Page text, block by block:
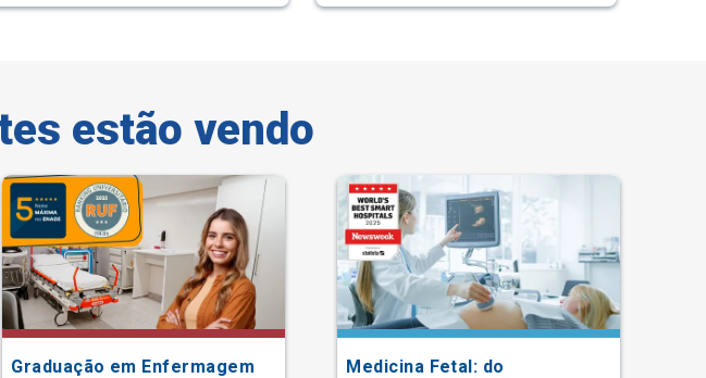
estão vendo
Graduação em Enfermagem
Medicina Fetal: do